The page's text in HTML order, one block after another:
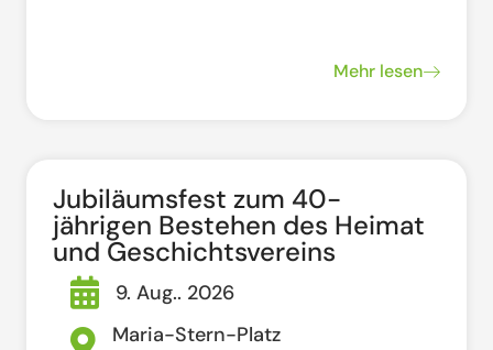
Mehr lesen
Jubiläumsfest zum 40-
jährigen Bestehen des Heimat
und Geschichtsvereins
9. Aug.. 2026
Maria-Stern-Platz